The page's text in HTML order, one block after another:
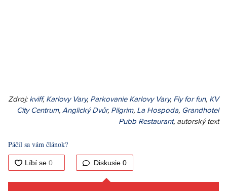
Zdroj: kviff, Karlovy Vary, Parkovanie Karlovy Vary, Fly for fun, KV
City Centrum, Anglický Dvůr, Pilgrim, La Hospoda, Grandhotel
Pubb Restaurant, autorský text
Páčil sa vám článok?
Diskusie 0